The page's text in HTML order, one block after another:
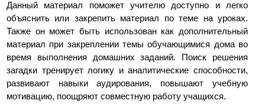
Данный материал поможет учителю доступно и легко
объяснить или закрепить материал по теме на уроках.
Также он может быть использован как дополнительный
материал при закреплении темы обучающимися дома во
время выполнения домашних заданий. Поиск решения
загадки тренирует логику и аналитические способности,
развивают навыки аудирования, повышают учебную
мотивацию, поощряют совместную работу учащихся.